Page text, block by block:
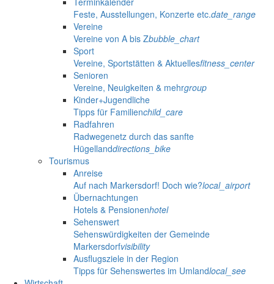
Feste, Ausstellungen, Konzerte etc.date_range
Vereine
Vereine von A bis Zbubble_chart
Sport
Vereine, Sportstätten & Aktuellesfitness_center
Senioren
Vereine, Neuigkeiten & mehrgroup
Kinder+Jugendliche
Tipps für Familienchild_care
Radfahren
Radwegenetz durch das sanfte
Hügellanddirections_bike
Tourismus
Anreise
Auf nach Markersdorf! Doch wie?local_airport
Übernachtungen
Hotels & Pensionenhotel
Sehenswert
Sehenswürdigkeiten der Gemeinde
Markersdorfvisibility
Ausflugsziele in der Region
Tipps für Sehenswertes im Umlandlocal_see